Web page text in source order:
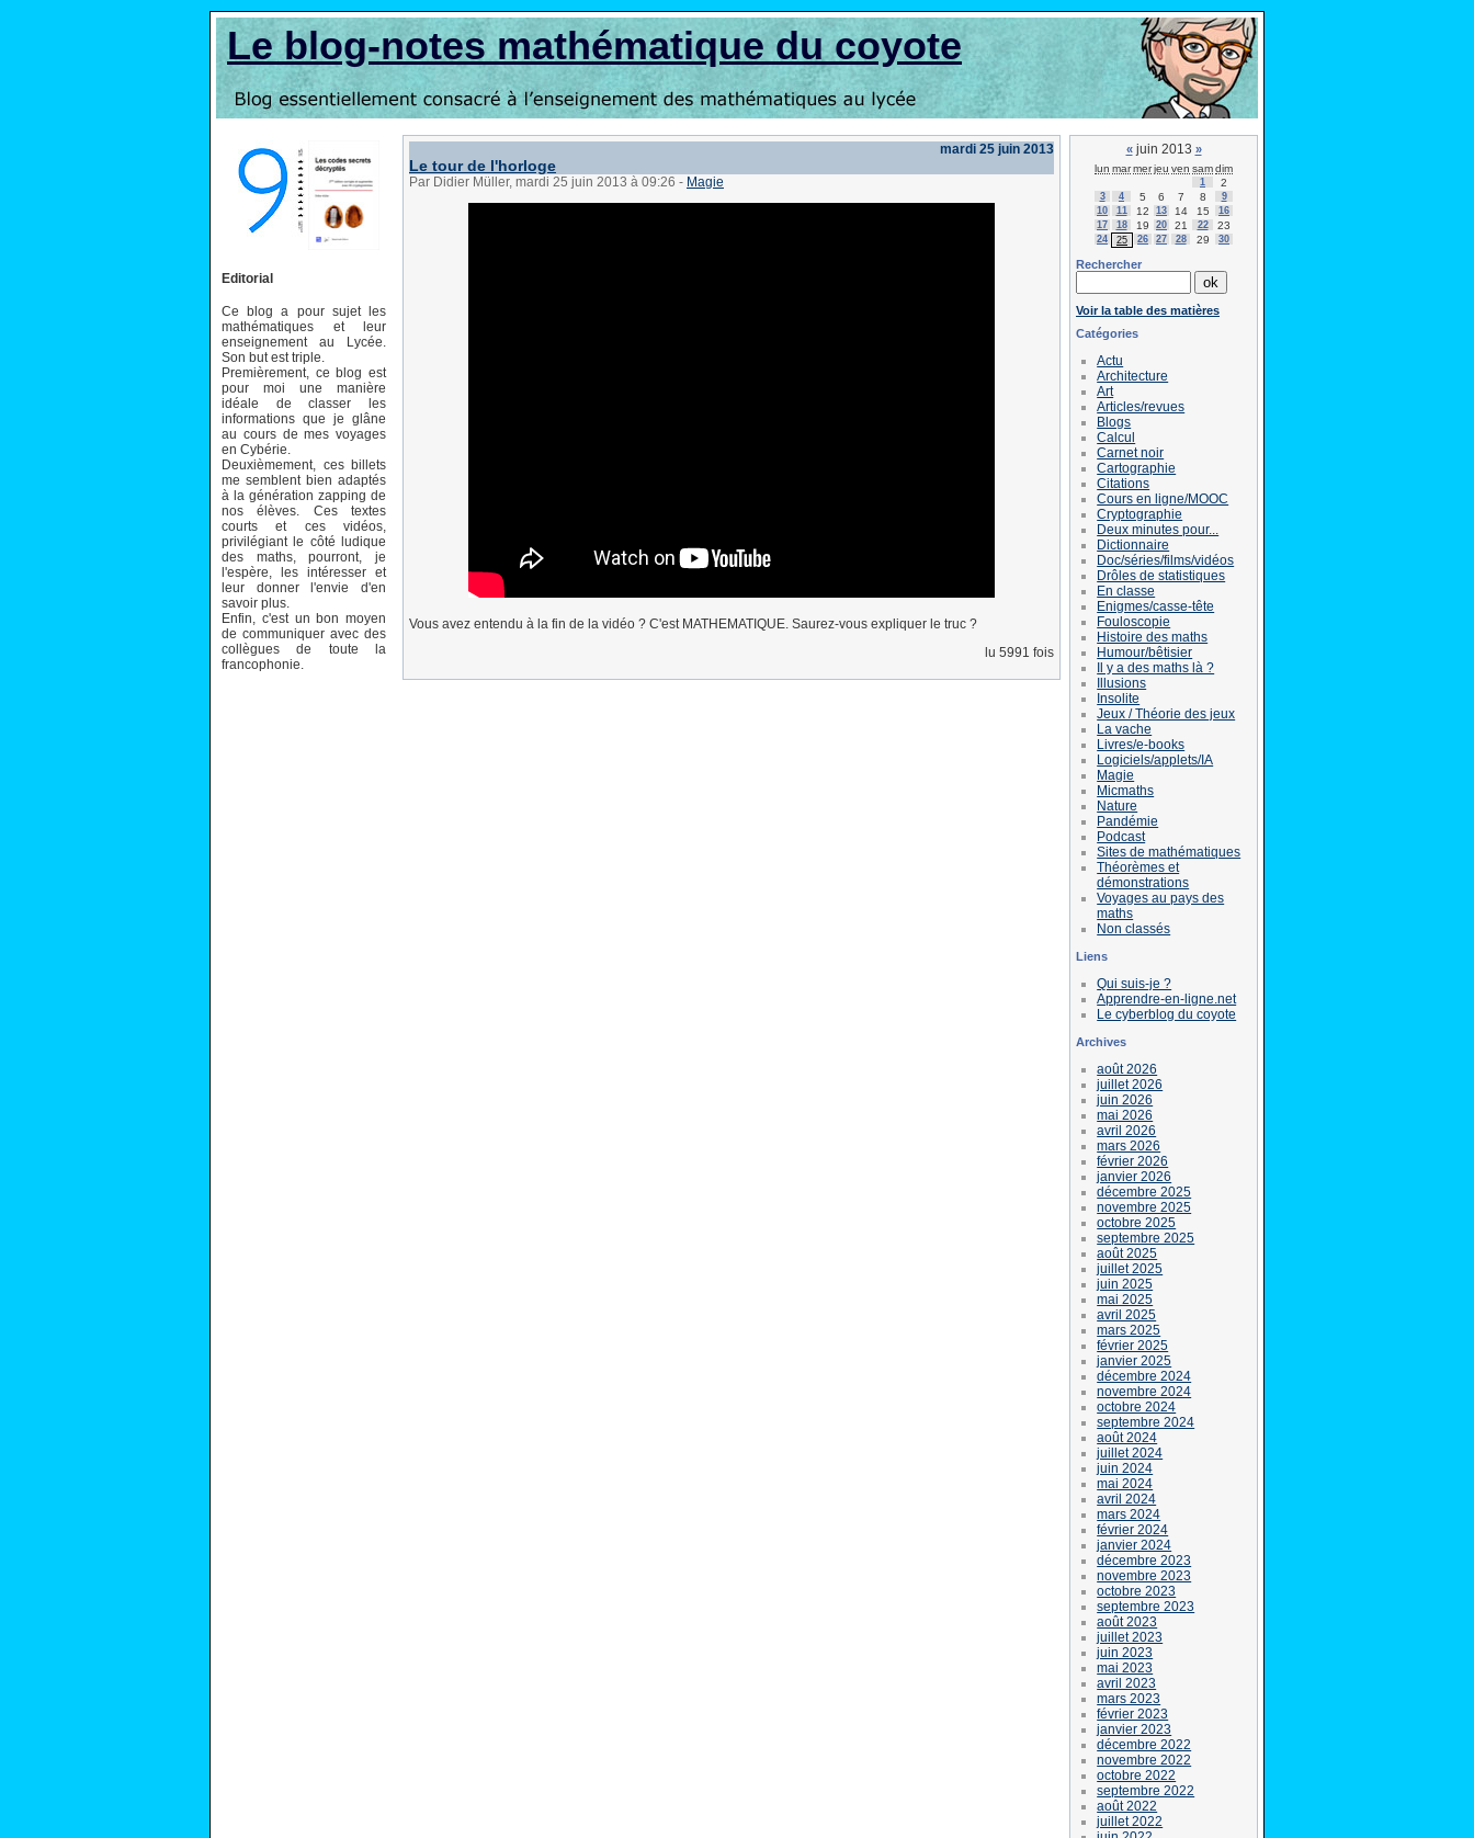
Le blog-notes mathématique du coyote
Editorial
Ce blog a pour sujet les
mathématiques et leur
enseignement au Lycée.
Son but est triple.
Premièrement, ce blog est
pour moi une manière
idéale de classer les
informations que je glâne
au cours de mes voyages
en Cybérie.
Deuxièmement, ces billets
me semblent bien adaptés
à la génération zapping de
nos élèves. Ces textes
courts et ces vidéos,
privilégiant le côté ludique
des maths, pourront, je
l'espère, les intéresser et
leur donner l'envie d'en
savoir plus.
Enfin, c'est un bon moyen
de communiquer avec des
collègues de toute la
francophonie.
mardi 25 juin 2013
Le tour de l'horloge
Par Didier Müller, mardi 25 juin 2013 à 09:26 - Magie
Vous avez entendu à la fin de la vidéo ? C'est MATHEMATIQUE. Saurez-vous expliquer le truc ?
lu 5991 fois
«juin 2013 »
lun marmerjeu ven samdim
1 2
3 4 5 6 7 8
9
10
11 12 13 14 15
16
17
18 19 20 21 22 23
24 25 26 27 28 29 30
Rechercher
Voir la table des matières
Catégories
Actu
Architecture
Art
Articles/revues
Blogs
Calcul
Carnet noir
Cartographie
Citations
Cours en ligne/MOOC
Cryptographie
Deux minutes pour...
Dictionnaire
Doc/séries/films/vidéos
Drôles de statistiques
En classe
Enigmes/casse-tête
Fouloscopie
Histoire des maths
Humour/bêtisier
Il y a des maths là ?
Illusions
Insolite
Jeux / Théorie des jeux
La vache
Livres/e-books
Logiciels/applets/IA
Magie
Micmaths
Nature
Pandémie
Podcast
Sites de mathématiques
Théorèmes et
démonstrations
Voyages au pays des
maths
Non classés
Liens
Qui suis-je ?
Apprendre-en-ligne.net
Le cyberblog du coyote
Archives
août 2026
juillet 2026
juin 2026
mai 2026
avril 2026
mars 2026
février 2026
janvier 2026
décembre 2025
novembre 2025
octobre 2025
septembre 2025
août 2025
juillet 2025
juin 2025
mai 2025
avril 2025
mars 2025
février 2025
janvier 2025
décembre 2024
novembre 2024
octobre 2024
septembre 2024
août 2024
juillet 2024
juin 2024
mai 2024
avril 2024
mars 2024
février 2024
janvier 2024
décembre 2023
novembre 2023
octobre 2023
septembre 2023
août 2023
juillet 2023
juin 2023
mai 2023
avril 2023
mars 2023
février 2023
janvier 2023
décembre 2022
novembre 2022
octobre 2022
septembre 2022
août 2022
juillet 2022